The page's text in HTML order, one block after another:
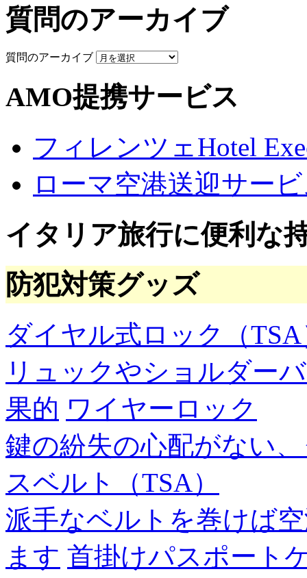
質問のアーカイブ
質問のアーカイブ
AMO提携サービス
フィレンツェHotel
ローマ空港送迎サー
イタリア旅行に便利な
防犯対策グッズ
ダイヤル式ロック（
リュックやショルダー
果的 ワイヤーロック
鍵の紛失の心配がない
スベルト（TSA）
派手なベルトを巻けば
ます 首掛けパスポート